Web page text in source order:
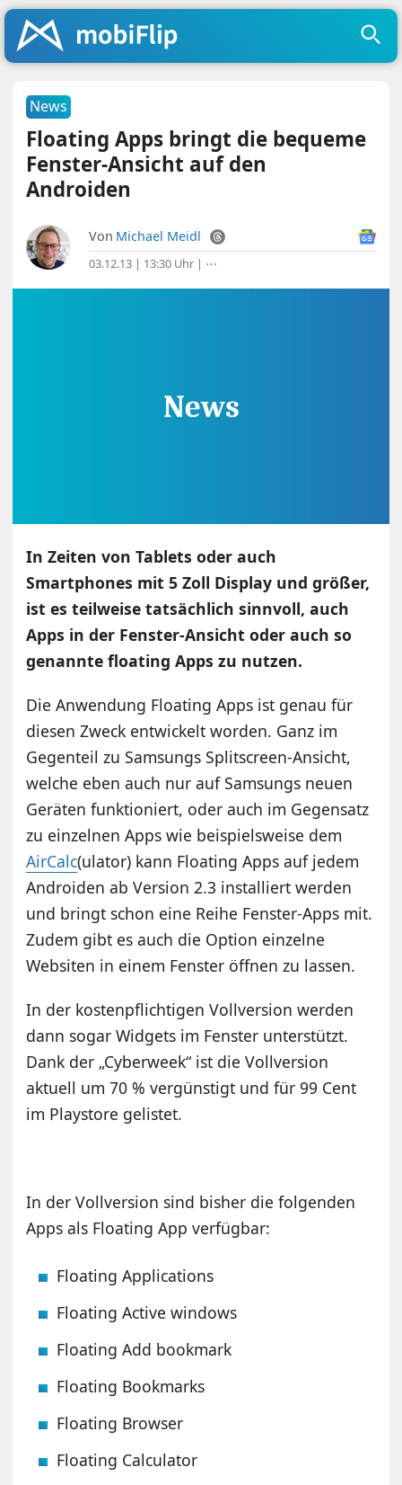
News
Floating Apps bringt die bequeme
Fenster-Ansicht auf den
Androiden
Von Michael Meidl
03.12.13 | 13:30 Uhr | ⋯
In Zeiten von Tablets oder auch
Smartphones mit 5 Zoll Display und größer,
ist es teilweise tatsächlich sinnvoll, auch
Apps in der Fenster-Ansicht oder auch so
genannte floating Apps zu nutzen.
Die Anwendung Floating Apps ist genau für
diesen Zweck entwickelt worden. Ganz im
Gegenteil zu Samsungs Splitscreen-Ansicht,
welche eben auch nur auf Samsungs neuen
Geräten funktioniert, oder auch im Gegensatz
zu einzelnen Apps wie beispielsweise dem
AirCalc(ulator) kann Floating Apps auf jedem
Androiden ab Version 2.3 installiert werden
und bringt schon eine Reihe Fenster-Apps mit.
Zudem gibt es auch die Option einzelne
Websiten in einem Fenster öffnen zu lassen.
In der kostenpflichtigen Vollversion werden
dann sogar Widgets im Fenster unterstützt.
Dank der „Cyberweek“ ist die Vollversion
aktuell um 70 % vergünstigt und für 99 Cent
im Playstore gelistet.
In der Vollversion sind bisher die folgenden
Apps als Floating App verfügbar:
Floating Applications
Floating Active windows
Floating Add bookmark
Floating Bookmarks
Floating Browser
Floating Calculator